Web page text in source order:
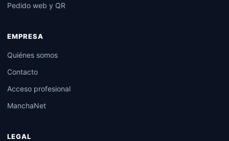
Pedido web y QR
EMPRESA
Quiénes somos
Contacto
Acceso profesional
ManchaNet
LEGAL